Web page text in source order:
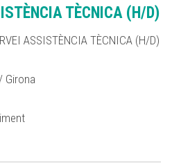
TÈCNICA (H/D)
ASSISTÈNCIA TÈCNICA (H/D)
Girona